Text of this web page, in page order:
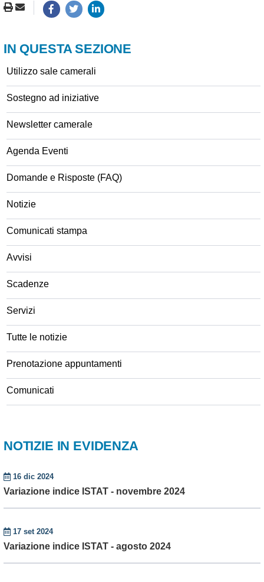
IN QUESTA SEZIONE
Utilizzo sale camerali
Sostegno ad iniziative
Newsletter camerale
Agenda Eventi
Domande e Risposte (FAQ)
Notizie
Comunicati stampa
Avvisi
Scadenze
Servizi
Tutte le notizie
Prenotazione appuntamenti
Comunicati
NOTIZIE IN EVIDENZA
16 dic 2024
Variazione indice ISTAT - novembre 2024
17 set 2024
Variazione indice ISTAT - agosto 2024